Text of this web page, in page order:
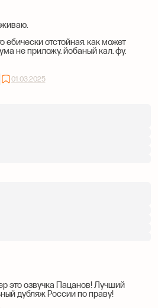
ебически отстойная. как может
не приложу. йобаный кал. фу.
01.03.2025
это озвучка Пацанов! Лучший
дубляж России по праву!